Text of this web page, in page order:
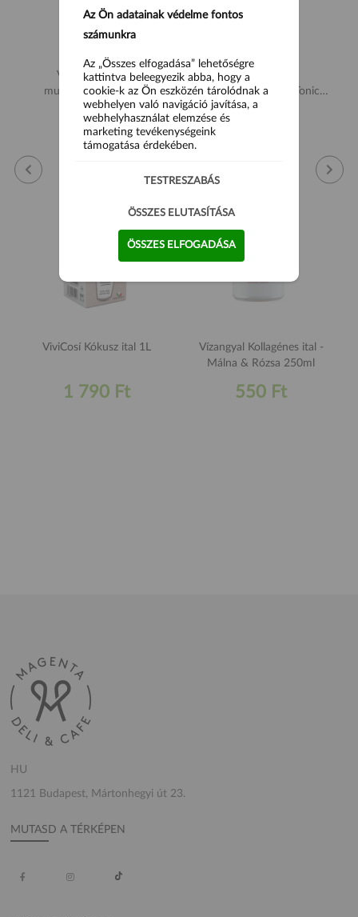
Vitamizu Minion
multigyümölcs ízű ital
350ml
750 Ft
ViviCosí Kókusz ital 1L
1 790 Ft
Fever Tree
Málna&Rebarbara Tonic
200ml
Vízangyal Kollagénes ital -
Málna & Rózsa 250ml
550 Ft
HU
1121 Budapest, Mártonhegyi út 23.
MUTASD A TÉRKÉPEN
Az Ön adatainak védelme fontos
számunkra
Az „Összes elfogadása” lehetőségre
kattintva beleegyezik abba, hogy a
cookie-k az Ön eszközén tárolódnak a
webhelyen való navigáció javítása, a
webhelyhasználat elemzése és
marketing tevékenységeink
támogatása érdekében.
TESTRESZABÁS
ÖSSZES ELUTASÍTÁSA
ÖSSZES ELFOGADÁSA